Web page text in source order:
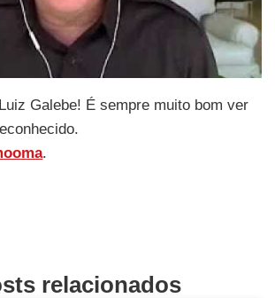
Galebe! É sempre muito bom ver
.
relacionados